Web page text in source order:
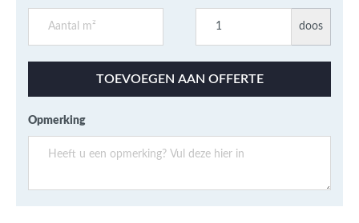
doos
TOEVOEGEN AAN OFFERTE
Opmerking